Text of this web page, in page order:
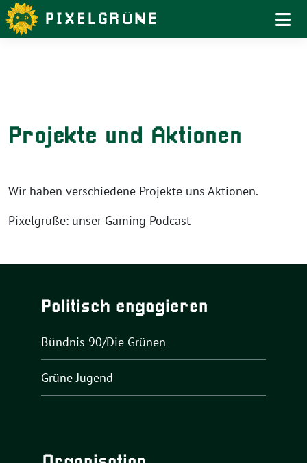
Weiter
zum
Projekte und Aktionen
Wir haben verschiedene Projekte uns Aktionen.
Pixelgrüße: unser Gaming Podcast
Politisch engagieren
Bündnis 90/Die Grünen
Grüne Jugend